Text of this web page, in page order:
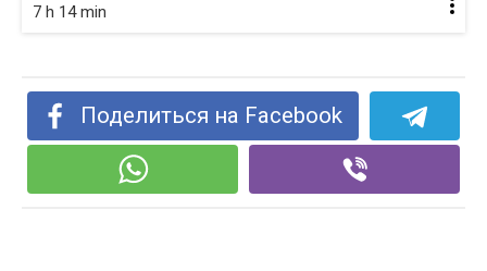
7 h 14 min
Поделиться на Facebook